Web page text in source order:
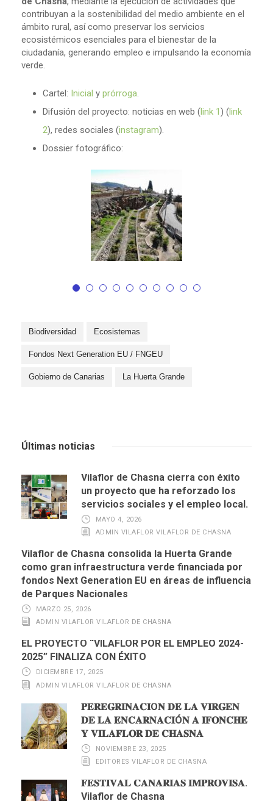
contribuyan a la sostenibilidad del medio ambiente en el
ámbito rural, así como preservar los servicios
ecosistémicos esenciales para el bienestar de la
ciudadanía, generando empleo e impulsando la economía
verde.
Cartel: Inicial y prórroga.
Difusión del proyecto: noticias en web (link 1) (link
2), redes sociales (instagram).
Dossier fotográfico:
Biodiversidad Ecosistemas
Fondos Next Generation EU / FNGEU
Gobierno de Canarias La Huerta Grande
Últimas noticias
Vilaflor de Chasna cierra con éxito
un proyecto que ha reforzado los
servicios sociales y el empleo local.
MAYO 4, 2026
ADMIN VILAFLOR VILAFLOR DE CHASNA
Vilaflor de Chasna consolida la Huerta Grande
como gran infraestructura verde financiada por
fondos Next Generation EU en áreas de influencia
de Parques Nacionales
MARZO 25, 2026
ADMIN VILAFLOR VILAFLOR DE CHASNA
EL PROYECTO “VILAFLOR POR EL EMPLEO 2024-
2025” FINALIZA CON ÉXITO
DICIEMBRE 17, 2025
ADMIN VILAFLOR VILAFLOR DE CHASNA
𝐏𝐄𝐑𝐄𝐆𝐑𝐈𝐍𝐀𝐂𝐈Ó𝐍 𝐃𝐄 𝐋𝐀 𝐕𝐈𝐑𝐆𝐄𝐍
𝐃𝐄 𝐋𝐀 𝐄𝐍𝐂𝐀𝐑𝐍𝐀𝐂𝐈Ó𝐍 𝐀 𝐈𝐅𝐎𝐍𝐂𝐇𝐄
𝐘 𝐕𝐈𝐋𝐀𝐅𝐋𝐎𝐑 𝐃𝐄 𝐂𝐇𝐀𝐒𝐍𝐀
NOVIEMBRE 23, 2025
EDITORES VILAFLOR DE CHASNA
𝐅𝐄𝐒𝐓𝐈𝐕𝐀𝐋 𝐂𝐀𝐍𝐀𝐑𝐈𝐀𝐒 𝐈𝐌𝐏𝐑𝐎𝐕𝐈𝐒𝐀.
Vilaflor de Chasna